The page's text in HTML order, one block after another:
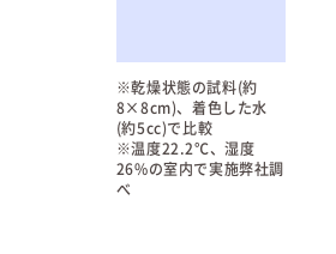
※乾燥状態の試料(約
8×8cm)、着色した水
(約5cc)で比較
※温度22.2℃、湿度
26%の室内で実施弊社調
べ